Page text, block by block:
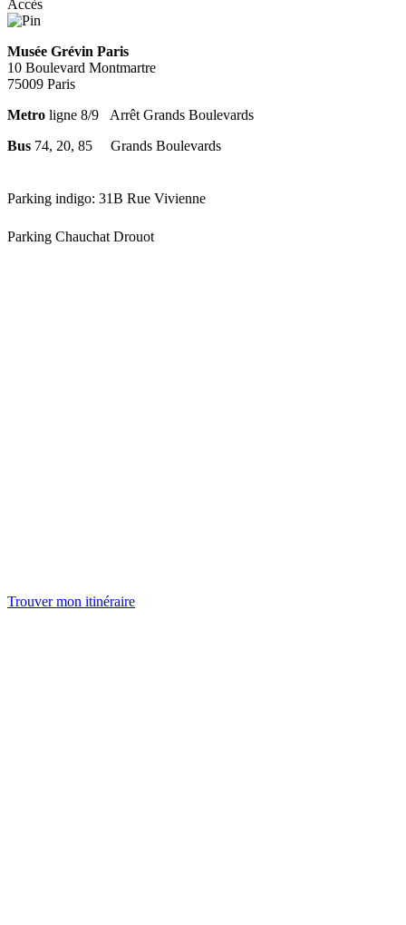
Accès
Musée Grévin Paris
10 Boulevard Montmartre
75009 Paris
Metro ligne 8/9 Arrêt Grands Boulevards
Bus 74, 20, 85 Grands Boulevards
Parking indigo: 31B Rue Vivienne
Parking Chauchat Drouot
Trouver mon itinéraire